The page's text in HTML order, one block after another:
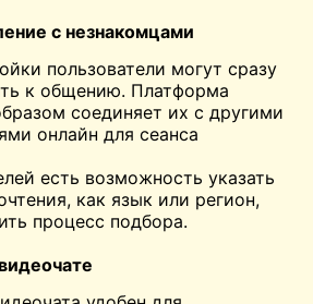
с незнакомцами
пользователи могут сразу
к общению. Платформа
соединяет их с другими
онлайн для сеанса
есть возможность указать
как язык или регион,
процесс подбора.